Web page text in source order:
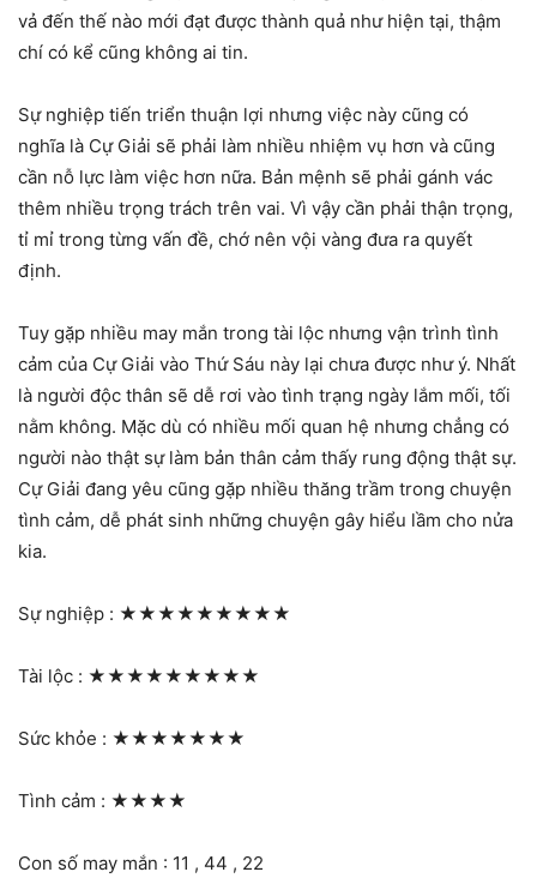
vả đến thế nào mới đạt được thành quả như hiện tại, thậm
chí có kể cũng không ai tin.
Sự nghiệp tiến triển thuận lợi nhưng việc này cũng có
nghĩa là Cự Giải sẽ phải làm nhiều nhiệm vụ hơn và cũng
cần nỗ lực làm việc hơn nữa. Bản mệnh sẽ phải gánh vác
thêm nhiều trọng trách trên vai. Vì vậy cần phải thận trọng,
tỉ mỉ trong từng vấn đề, chớ nên vội vàng đưa ra quyết
định.
Tuy gặp nhiều may mắn trong tài lộc nhưng vận trình tình
cảm của Cự Giải vào Thứ Sáu này lại chưa được như ý. Nhất
là người độc thân sẽ dễ rơi vào tình trạng ngày lắm mối, tối
nằm không. Mặc dù có nhiều mối quan hệ nhưng chẳng có
người nào thật sự làm bản thân cảm thấy rung động thật sự.
Cự Giải đang yêu cũng gặp nhiều thăng trầm trong chuyện
tình cảm, dễ phát sinh những chuyện gây hiểu lầm cho nửa
kia.
Sự nghiệp : ★★★★★★★★★
Tài lộc : ★★★★★★★★★
Sức khỏe : ★★★★★★★
Tình cảm : ★★★★
Con số may mắn : 11 , 44 , 22